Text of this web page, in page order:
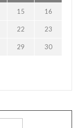
15 16
22 23
29 30